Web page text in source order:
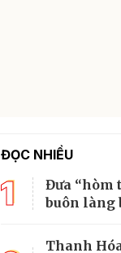
ĐỌC NHIỀU
1
Đưa “hòm
buôn làng
Thanh